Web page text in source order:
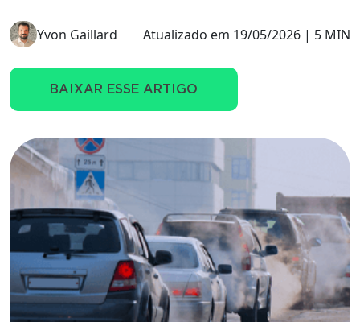
Yvon Gaillard Atualizado em 19/05/2026 | 5 MIN
BAIXAR ESSE ARTIGO